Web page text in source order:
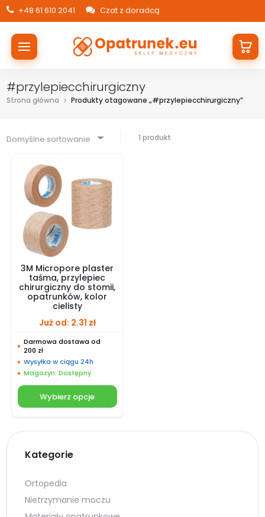
+48 61 610 2041 Czat z doradcą
#przylepiecchirurgiczny
Strona główna Produkty otagowane „#przylepiecchirurgiczny”
Domyślne sortowanie 1 produkt
3M Micropore plaster
taśma, przylepiec
chirurgiczny do stomii,
opatrunków, kolor
cielisty
Już od: 2.31 zł
Darmowa dostawa od
200 zł
Wysyłka w ciągu 24h
Magazyn: Dostępny
Wybierz opcje
Kategorie
Ortopedia
Nietrzymanie moczu